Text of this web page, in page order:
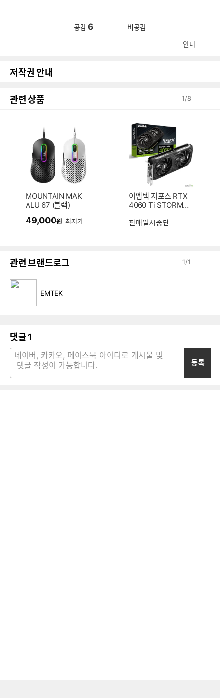
공감6 비공감
안내
저작권 안내
관련 상품 1/8
MOUNTAIN MAK
ALU 67 (블랙)
49,000원 최저가
이엠텍 지포스 RTX
4060 Ti STORM X
판매일시중단
관련 브랜드로그 1/1
EMTEK
댓글 1
등록